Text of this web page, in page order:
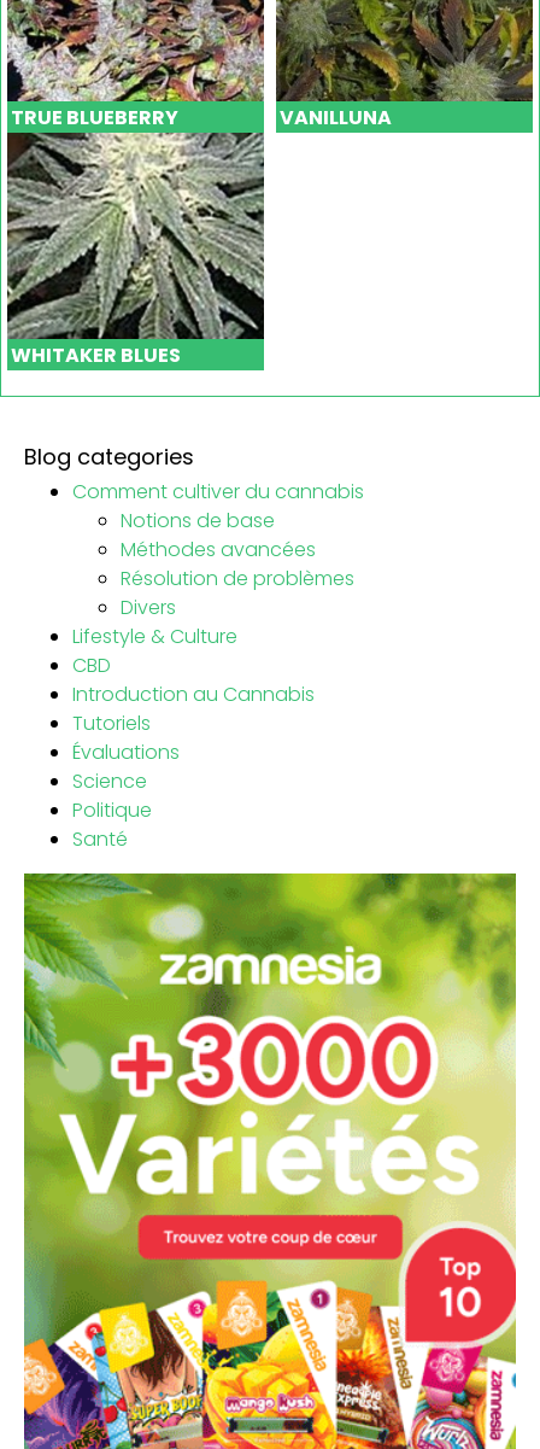
TRUE BLUEBERRY VANILLUNA
WHITAKER BLUES
Blog categories
Comment cultiver du cannabis
Notions de base
Méthodes avancées
Résolution de problèmes
Divers
Lifestyle & Culture
CBD
Introduction au Cannabis
Tutoriels
Évaluations
Science
Politique
Santé